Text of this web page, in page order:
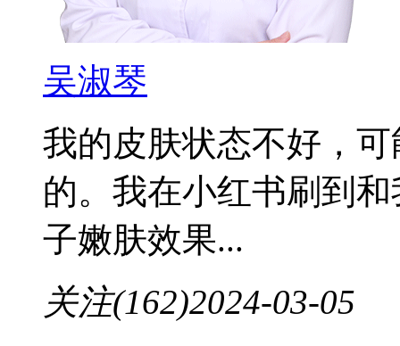
吴淑琴
我的皮肤状态不好，
的。我在小红书刷到
子嫩肤效果...
关注(162)2024-03-05